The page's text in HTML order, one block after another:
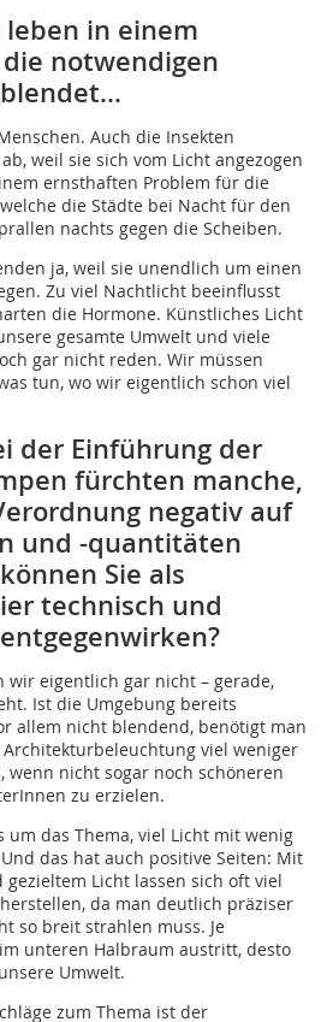
leben in einem
notwendigen
Auch die Insekten
weil sie sich vom Licht angezogen
ernsthaften Problem für die
die Städte bei Nacht für den
nachts gegen die Scheiben.
ja, weil sie unendlich um einen
Zu viel Nachtlicht beeinflusst
die Hormone. Künstliches Licht
gesamte Umwelt und viele
gar nicht reden. Wir müssen
tun, wo wir eigentlich schon viel
der Einführung der
fürchten manche,
negativ auf
und -quantitäten
Sie als
technisch und
wir eigentlich gar nicht – gerade,
Ist die Umgebung bereits
allem nicht blendend, benötigt man
viel weniger
wenn nicht sogar noch schöneren
zu erzielen.
um das Thema, viel Licht mit wenig
das hat auch positive Seiten: Mit
Licht lassen sich oft viel
da man deutlich präziser
so breit strahlen muss. Je
unteren Halbraum austritt, desto
Umwelt.
zum Thema ist der